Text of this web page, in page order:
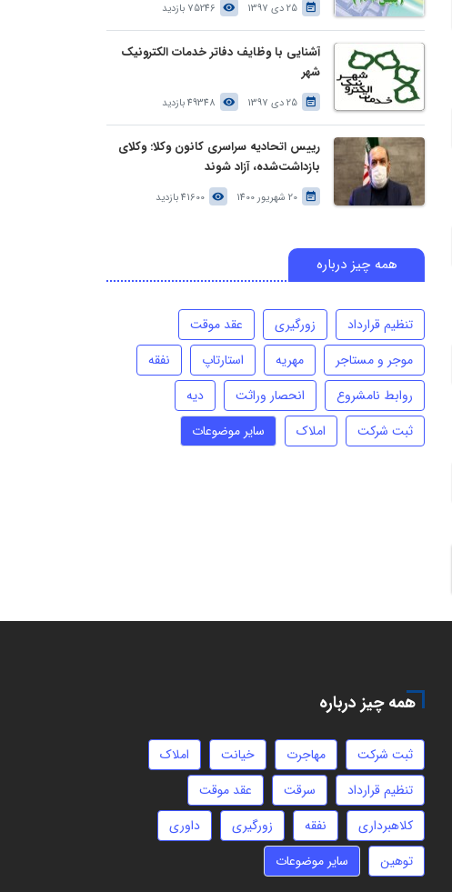
25 دی 1397 75246 بازدید
آشنایی با وظایف دفاتر خدمات الکترونیک
شهر
25 دی 1397 49348 بازدید
رییس اتحادیه سراسری کانون وکلا: وکلای
بازداشت‌شده، آزاد شوند
20 شهریور 1400 41600 بازدید
همه چیز درباره
تنظیم قرارداد زورگیری
عقد موقت
موجر و مستاجر
مهریه استارتاپ
نفقه
روابط نامشروع
انحصار وراثت
دیه
ثبت شرکت
املاک سایر موضوعات
همه چیز درباره
ثبت شرکت مهاجرت خیانت
املاک
تنظیم قرارداد
سرقت
عقد موقت
کلاهبرداری
نفقه زورگیری
داوری
توهین
سایر موضوعات